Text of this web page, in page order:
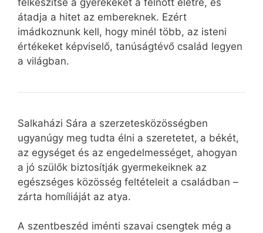
átadja a hitet az embereknek. Ezért
imádkoznunk kell, hogy minél több, az isteni
értékeket képviselő, tanúságtévő család legyen
a világban.
Salkaházi Sára a szerzetesközösségben
ugyanúgy meg tudta élni a szeretetet, a békét,
az egységet és az engedelmességet, ahogyan
a jó szülők biztosítják gyermekeiknek az
egészséges közösség feltételeit a családban –
zárta homíliáját az atya.
A szentbeszéd iménti szavai csengtek még a